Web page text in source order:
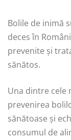
Bolile de inimă
deces în
prevenite și
sănătos.
Una dintre
prevenirea
sănătoase și
consumul de